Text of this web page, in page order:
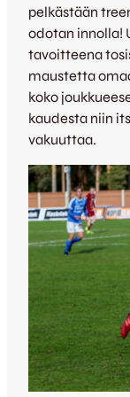
pelkästään
odotan innolla!
tavoitteena
maustetta
koko
kaudesta niin
vakuuttaa.